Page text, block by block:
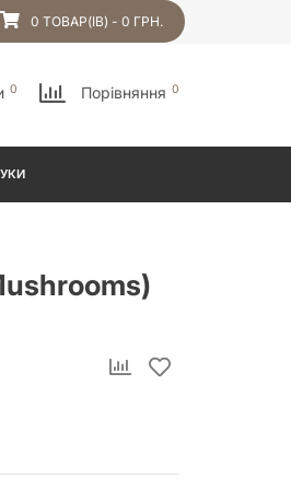
0 ТОВАР(ІВ) - 0 ГРН.
0 Порівняння 0